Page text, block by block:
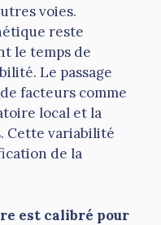
voies.
reste
le temps de
Le passage
facteurs comme
local et la
Cette variabilité
de la
est calibré pour